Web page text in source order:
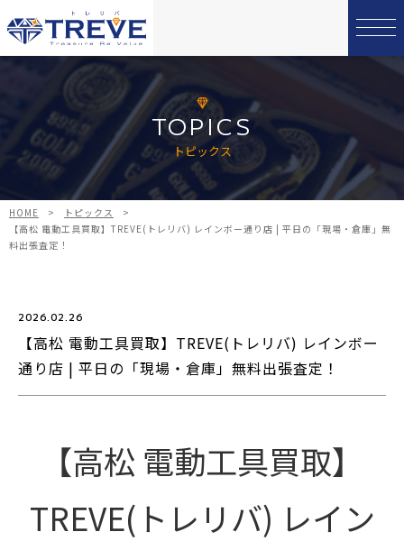
TOPICS
トピックス
HOME > トピックス
>
【高松 電動工具買取】TREVE(トレリバ) レインボー通り店 | 平日の「現場・倉庫」無
料出張査定！
【高松 電動工具買取】TREVE(トレリバ) レインボー
通り店 | 平日の「現場・倉庫」無料出張査定！
2026.02.26
【高松 電動工具買取】
TREVE(トレリバ) レイン